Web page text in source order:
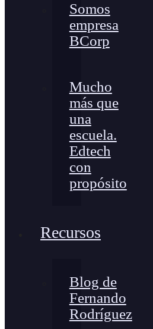
Somos
empresa
BCorp
Mucho
más que
una
escuela.
Edtech
con
propósito
Recursos
Blog de
Fernando
Rodríguez